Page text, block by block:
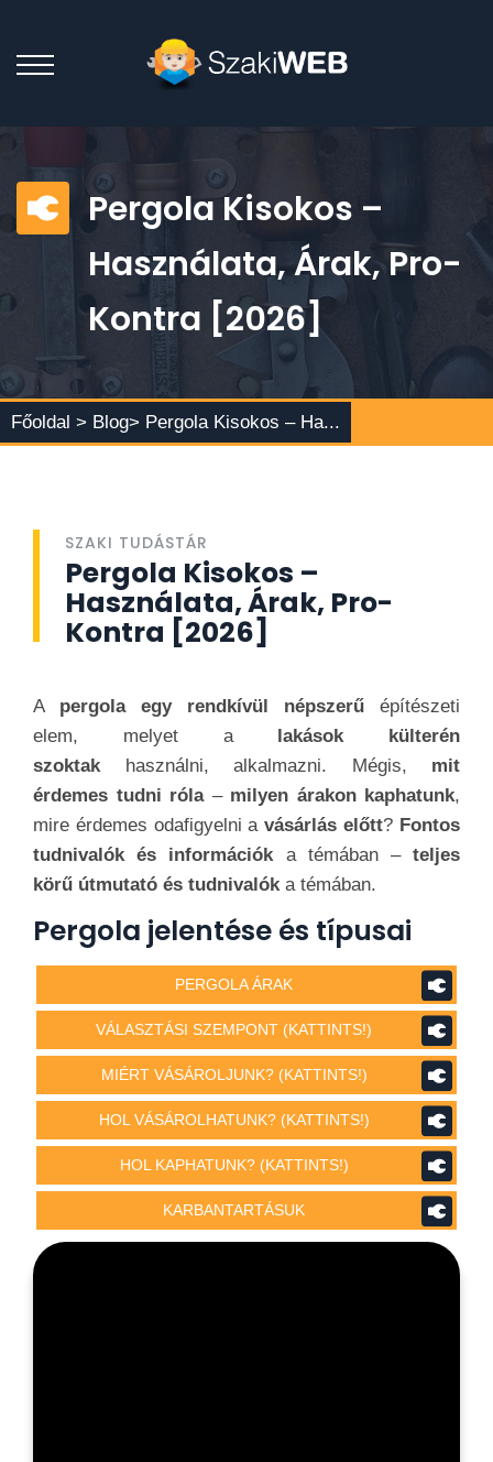
Pergola Kisokos –
Használata, Árak, Pro-
Kontra [2026]
Főoldal > Blog> Pergola Kisokos – Ha...
SZAKI TUDÁSTÁR
Pergola Kisokos –
Használata, Árak, Pro-
Kontra [2026]
A pergola egy rendkívül népszerű építészeti
elem, melyet a lakások külterén
szoktak használni, alkalmazni. Mégis, mit
érdemes tudni róla– milyen árakon kaphatunk,
mire érdemes odafigyelni avásárlás előtt? Fontos
tudnivalók és információka témában –teljes
körű útmutató és tudnivalóka témában.
Pergola jelentése és típusai
PERGOLA ÁRAK
VÁLASZTÁSI SZEMPONT (KATTINTS!)
MIÉRT VÁSÁROLJUNK? (KATTINTS!)
HOL VÁSÁROLHATUNK? (KATTINTS!)
HOL KAPHATUNK? (KATTINTS!)
KARBANTARTÁSUK